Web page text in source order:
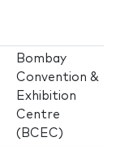
Bombay
Convention &
Exhibition
Centre
(BCEC)